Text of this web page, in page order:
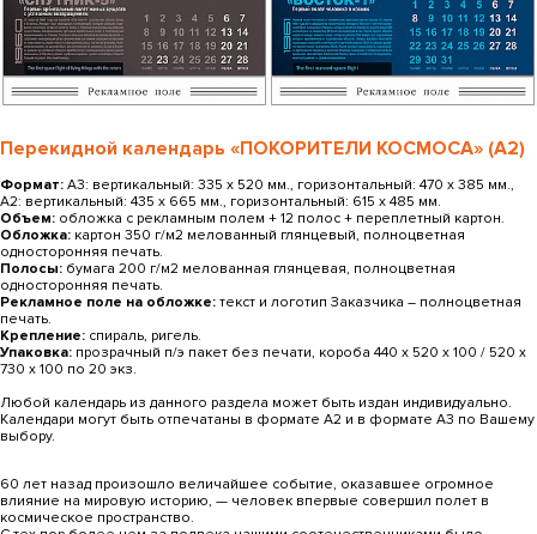
Перекидной календарь «ПОКОРИТЕЛИ КОСМОСА» (А2)
Формат: А3: вертикальный: 335 х 520 мм., горизонтальный: 470 х 385 мм.,
А2: вертикальный: 435 х 665 мм., горизонтальный: 615 x 485 мм.
Объем: обложка с рекламным полем + 12 полос + переплетный картон.
Обложка: картон 350 г/м2 мелованный глянцевый, полноцветная
односторонняя печать.
Полосы: бумага 200 г/м2 мелованная глянцевая, полноцветная
односторонняя печать.
Рекламное поле на обложке: текст и логотип Заказчика ― полноцветная
печать.
Крепление: спираль, ригель.
Упаковка: прозрачный п/э пакет без печати, короба 440 х 520 х 100 / 520 х
730 х 100 по 20 экз.
Любой календарь из данного раздела может быть издан индивидуально.
Календари могут быть отпечатаны в формате А2 и в формате А3 по Вашему
выбору.
60 лет назад произошло величайшее событие, оказавшее огромное
влияние на мировую историю, — человек впервые совершил полет в
космическое пространство.